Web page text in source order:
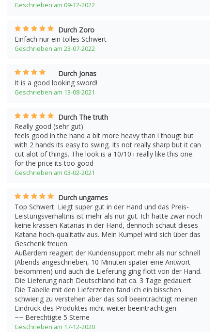
Geschrieben am 09-12-2022
Durch Zoro
Einfach nur ein tolles Schwert
Geschrieben am 23-07-2022
Durch Jonas
It is a good looking sword!
Geschrieben am 13-08-2021
Durch The truth
Really good (sehr gut)
feels good in the hand a bit more heavy than i thougt but
with 2 hands its easy to swing. Its not really sharp but it can
cut alot of things. The look is a 10/10 i really like this one.
for the price its too good
Geschrieben am 03-02-2021
Durch ungames
Top Schwert. Liegt super gut in der Hand und das Preis-
Leistungsverhältnis ist mehr als nur gut. Ich hatte zwar noch
keine krassen Katanas in der Hand, dennoch schaut dieses
Katana hoch-qualitativ aus. Mein Kumpel wird sich über das
Geschenk freuen.
Außerdem reagiert der Kundensupport mehr als nur schnell
(Abends angeschrieben, 10 Minuten später eine Antwort
bekommen) und auch die Lieferung ging flott von der Hand.
Die Lieferung nach Deutschland hat ca. 3 Tage gedauert.
Die Tabelle mit den Lieferzeiten fand ich ein bisschen
schwierig zu verstehen aber das soll beeinträchtigt meinen
Eindruck des Produktes nicht weiter beeinträchtigen.
~~ Berechtigte 5 Sterne
Geschrieben am 17-12-2020